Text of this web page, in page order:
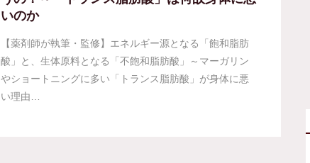
いのか
【薬剤師が執筆・監修】エネルギー源となる「飽和脂肪
酸」と、生体原料となる「不飽和脂肪酸」～マーガリン
やショートニングに多い「トランス脂肪酸」が身体に悪
い理由…